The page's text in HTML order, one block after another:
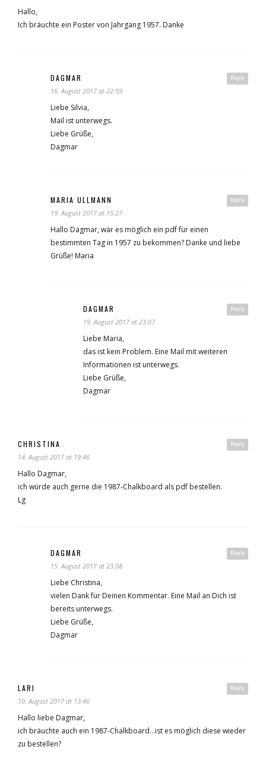
Hallo,
Ich bräuchte ein Poster von Jahrgang 1957. Danke
Reply
DAGMAR
16. August 2017 at 22:59
Liebe Silvia,
Mail ist unterwegs.
Liebe Grüße,
Dagmar
Reply
MARIA ULLMANN
19. August 2017 at 15:27
Hallo Dagmar, wär es möglich ein pdf für einen
bestimmten Tag in 1957 zu bekommen? Danke und liebe
Grüße! Maria
Reply
DAGMAR
19. August 2017 at 23:07
Liebe Maria,
das ist kein Problem. Eine Mail mit weiteren
Informationen ist unterwegs.
Liebe Grüße,
Dagmar
Reply
CHRISTINA
14. August 2017 at 19:46
Hallo Dagmar,
ich würde auch gerne die 1987-Chalkboard als pdf bestellen.
Lg
Reply
DAGMAR
15. August 2017 at 23:08
Liebe Christina,
vielen Dank für Deinen Kommentar. Eine Mail an Dich ist
bereits unterwegs.
Liebe Grüße,
Dagmar
Reply
LARI
10. August 2017 at 13:46
Hallo liebe Dagmar,
ich bräuchte auch ein 1987-Chalkboard…ist es möglich diese wieder
zu bestellen?